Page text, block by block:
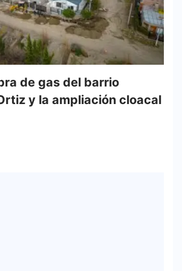
de gas del barrio
y la ampliación cloacal